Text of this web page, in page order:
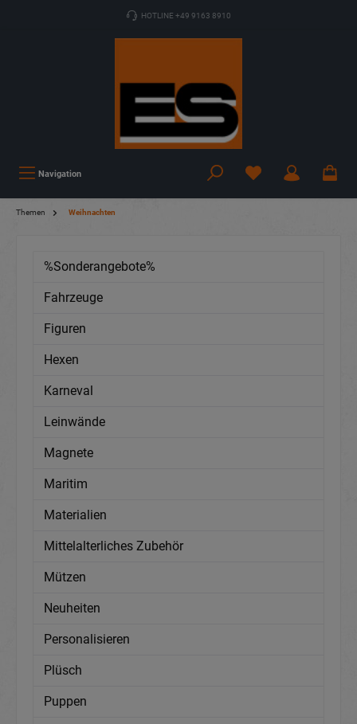
HOTLINE +49 9163 8910
Navigation
Themen Weihnachten
%Sonderangebote%
Fahrzeuge
Figuren
Hexen
Karneval
Leinwände
Magnete
Maritim
Materialien
Mittelalterliches Zubehör
Mützen
Neuheiten
Personalisieren
Plüsch
Puppen